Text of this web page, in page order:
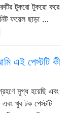
টুকরো টুকরো করে
ফয়েল ছাড়া …
এই পেস্টটি কী
মুগ্ধ হয়েছি এবং
খুব টক পেস্টটি